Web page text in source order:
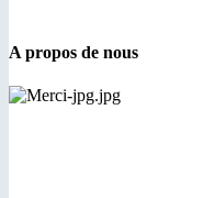
A propos de nous